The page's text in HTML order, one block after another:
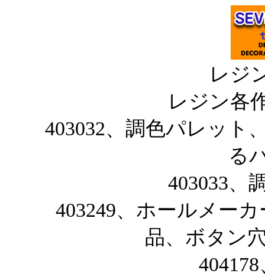
レジ
レジン各
403032、調色パレット
る
403033、
403249、ホールメー
品、ボタン